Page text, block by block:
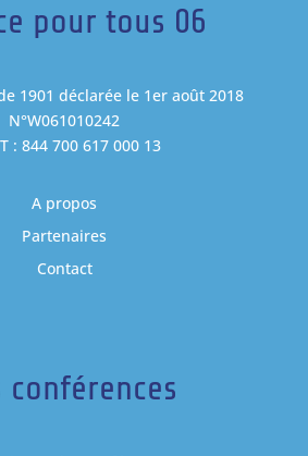
pour tous 06
1901 déclarée le 1er août 2018
N°W061010242
: 844 700 617 000 13
A propos
Partenaires
Contact
conférences